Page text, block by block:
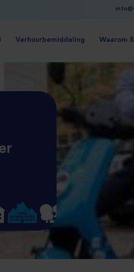
Verhuurbemiddeling Waarom